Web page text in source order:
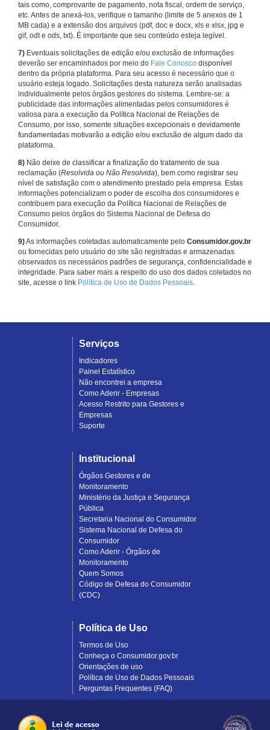
tais como, comprovante de pagamento, nota fiscal, ordem de serviço,
etc. Antes de anexá-los, verifique o tamanho (limite de 5 anexos de 1
MB cada) e a extensão dos arquivos (pdf, doc e docx, xls e xlsx, jpg e
gif, odt e ods, txt). É importante que seu conteúdo esteja legível.
7) Eventuais solicitações de edição e/ou exclusão de informações
deverão ser encaminhados por meio do Fale Conosco disponível
dentro da própria plataforma. Para seu acesso é necessário que o
usuário esteja logado. Solicitações desta natureza serão analisadas
individualmente pelos órgãos gestores do sistema. Lembre-se: a
publicidade das informações alimentadas pelos consumidores é
valiosa para a execução da Política Nacional de Relações de
Consumo, por isso, somente situações excepcionais e devidamente
fundamentadas motivarão a edição e/ou exclusão de algum dado da
plataforma.
8) Não deixe de classificar a finalização do tratamento de sua
reclamação (Resolvida ou Não Resolvida), bem como registrar seu
nível de satisfação com o atendimento prestado pela empresa. Estas
informações potencializam o poder de escolha dos consumidores e
contribuem para execução da Política Nacional de Relações de
Consumo pelos órgãos do Sistema Nacional de Defesa do
Consumidor.
9)As informações coletadas automaticamente pelo Consumidor.gov.br
ou fornecidas pelo usuário do site são registradas e armazenadas
observados os necessários padrões de segurança, confidencialidade e
integridade. Para saber mais a respeito do uso dos dados coletados no
site, acesse o link Política de Uso de Dados Pessoais.
Serviços
Indicadores
Painel Estatístico
Não encontrei a empresa
Como Aderir - Empresas
Acesso Restrito para Gestores e
Empresas
Suporte
Institucional
Órgãos Gestores e de
Monitoramento
Ministério da Justiça e Segurança
Pública
Secretaria Nacional do Consumidor
Sistema Nacional de Defesa do
Consumidor
Como Aderir - Órgãos de
Monitoramento
Quem Somos
Código de Defesa do Consumidor
(CDC)
Política de Uso
Termos de Uso
Conheça o Consumidor.gov.br
Orientações de uso
Política de Uso de Dados Pessoais
Perguntas Frequentes (FAQ)